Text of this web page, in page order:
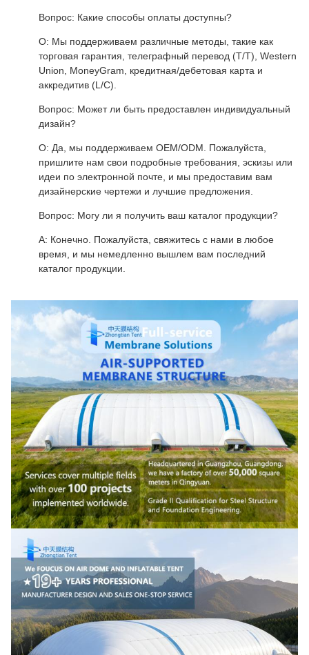
Вопрос: Какие способы оплаты доступны?
О: Мы поддерживаем различные методы, такие как
торговая гарантия, телеграфный перевод (T/T), Western
Union, MoneyGram, кредитная/дебетовая карта и
аккредитив (L/C).
Вопрос: Может ли быть предоставлен индивидуальный
дизайн?
О: Да, мы поддерживаем OEM/ODM. Пожалуйста,
пришлите нам свои подробные требования, эскизы или
идеи по электронной почте, и мы предоставим вам
дизайнерские чертежи и лучшие предложения.
Вопрос: Могу ли я получить ваш каталог продукции?
А: Конечно. Пожалуйста, свяжитесь с нами в любое
время, и мы немедленно вышлем вам последний
каталог продукции.